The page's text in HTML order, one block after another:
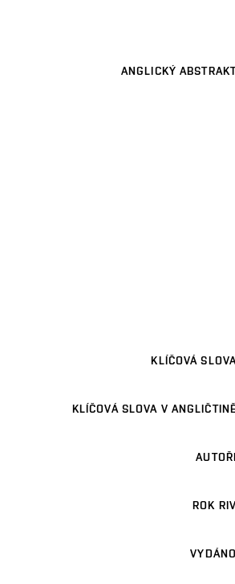
ANGLICKÝ
KLÍČOVÁ
KLÍČOVÁ SLOVA V ANGLIČTINĚ
AUTOŘI
ROK RIV
VYDÁNO